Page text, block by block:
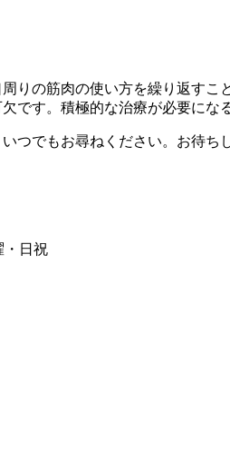
りの筋肉の使い方を繰り返す
です。積極的な治療が必要に
つでもお尋ねください。お待ち
・日祝